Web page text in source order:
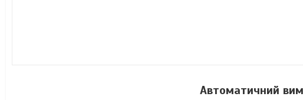
Автоматичний